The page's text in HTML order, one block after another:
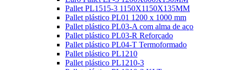
Pallet PL1515-3 1150X1150X135MM
Pallet plástico PL01 1200 x 1000 mm
Pallet plástico PL03-A com alma de aço
Pallet plástico PL03-R Reforçado
Pallet plástico PL04-T Termoformado
Pallet plástico PL1210
Pallet plástico PL1210-3